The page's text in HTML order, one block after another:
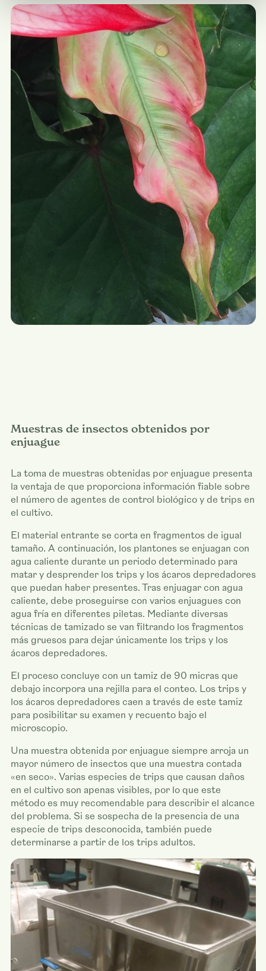
Muestras de insectos obtenidos por
enjuague
La toma de muestras obtenidas por enjuague presenta
la ventaja de que proporciona información fiable sobre
el número de agentes de control biológico y de trips en
el cultivo.
El material entrante se corta en fragmentos de igual
tamaño. A continuación, los plantones se enjuagan con
agua caliente durante un periodo determinado para
matar y desprender los trips y los ácaros depredadores
que puedan haber presentes. Tras enjuagar con agua
caliente, debe proseguirse con varios enjuagues con
agua fría en diferentes piletas. Mediante diversas
técnicas de tamizado se van filtrando los fragmentos
más gruesos para dejar únicamente los trips y los
ácaros depredadores.
El proceso concluye con un tamiz de 90 micras que
debajo incorpora una rejilla para el conteo. Los trips y
los ácaros depredadores caen a través de este tamiz
para posibilitar su examen y recuento bajo el
microscopio.
Una muestra obtenida por enjuague siempre arroja un
mayor número de insectos que una muestra contada
«en seco». Varias especies de trips que causan daños
en el cultivo son apenas visibles, por lo que este
método es muy recomendable para describir el alcance
del problema. Si se sospecha de la presencia de una
especie de trips desconocida, también puede
determinarse a partir de los trips adultos.